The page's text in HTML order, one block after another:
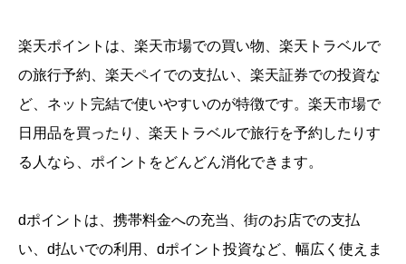
楽天ポイントは、楽天市場での買い物、楽天トラベルで
の旅行予約、楽天ペイでの支払い、楽天証券での投資な
ど、ネット完結で使いやすいのが特徴です。楽天市場で
日用品を買ったり、楽天トラベルで旅行を予約したりす
る人なら、ポイントをどんどん消化できます。
dポイントは、携帯料金への充当、街のお店での支払
い、d払いでの利用、dポイント投資など、幅広く使えま